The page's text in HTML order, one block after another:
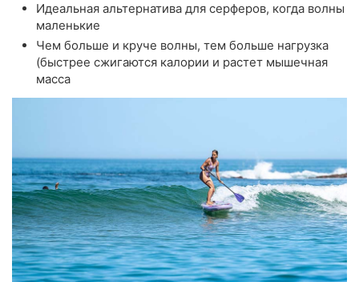
Идеальная альтернатива для серферов, когда волны
маленькие
Чем больше и круче волны, тем больше нагрузка
(быстрее сжигаются калории и растет мышечная
масса